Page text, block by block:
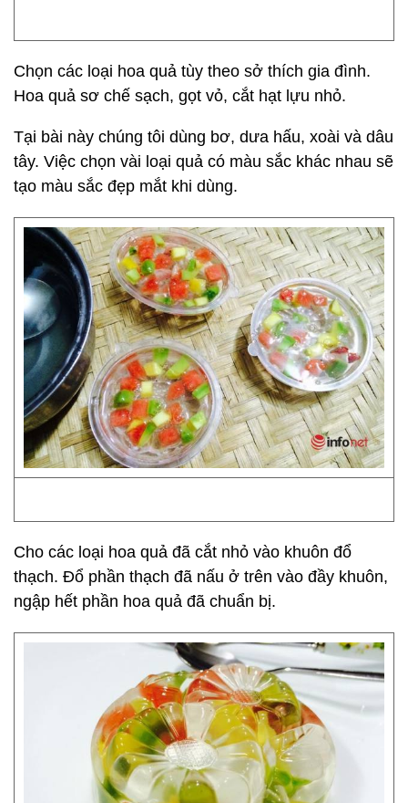
Chọn các loại hoa quả tùy theo sở thích gia đình.
Hoa quả sơ chế sạch, gọt vỏ, cắt hạt lựu nhỏ.
Tại bài này chúng tôi dùng bơ, dưa hấu, xoài và dâu
tây. Việc chọn vài loại quả có màu sắc khác nhau sẽ
tạo màu sắc đẹp mắt khi dùng.
Cho các loại hoa quả đã cắt nhỏ vào khuôn đổ
thạch. Đổ phần thạch đã nấu ở trên vào đầy khuôn,
ngập hết phần hoa quả đã chuẩn bị.